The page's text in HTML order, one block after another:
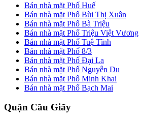
Bán nhà mặt Phố Huế
Bán nhà mặt Phố Bùi Thị Xuân
Bán nhà mặt Phố Bà Triệu
Bán nhà mặt Phố Triệu Việt Vương
Bán nhà mặt Phố Tuệ Tĩnh
Bán nhà mặt Phố 8/3
Bán nhà mặt Phố Đại La
Bán nhà mặt Phố Nguyễn Du
Bán nhà mặt Phố Minh Khai
Bán nhà mặt Phố Bạch Mai
Quận Cầu Giấy